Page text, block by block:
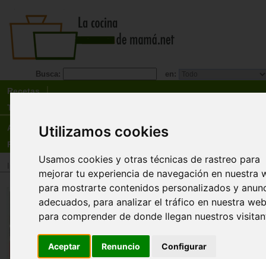
Utilizamos cookies
Usamos cookies y otras técnicas de rastreo para
mejorar tu experiencia de navegación en nuestra
para mostrarte contenidos personalizados y
adecuados, para analizar el tráfico en nuestra
para comprender de donde llegan nuestros
Aceptar Renuncio Configurar
Busca: en:
Recetas
Tienda
Actualidad
Registro
Tienda > Libros > Menú> Recetarios general
Del cuscús al sushi. Recetas de
todo el mundo para viajar sin
de casa.
Marta Carnicero
¿En qué se parece nuestra paella al arroz que